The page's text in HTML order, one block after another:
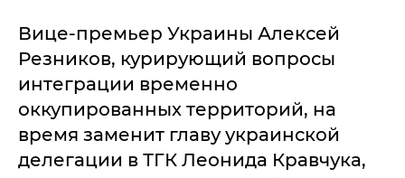
Вице-премьер Украины Алексей
Резников, курирующий вопросы
интеграции временно
оккупированных территорий, на
время заменит главу украинской
делегации в ТГК Леонида Кравчука,